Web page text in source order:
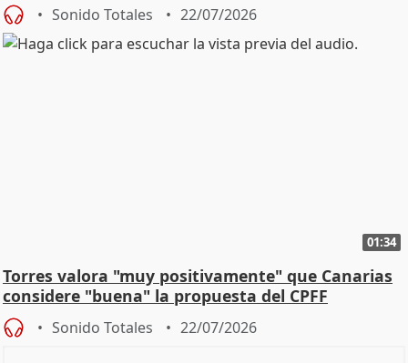
Sonido Totales 22/07/2026
01:34
Torres valora "muy positivamente" que Canarias
considere "buena" la propuesta del CPFF
Sonido Totales 22/07/2026